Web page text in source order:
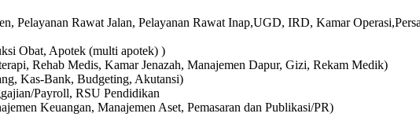
Pelayanan Rawat Jalan, Pelayanan Rawat Inap,UGD, IRD, Kamar
Obat, Apotek (multi apotek) )
Rehab Medis, Kamar Jenazah, Manajemen Dapur, Gizi, Rekam Medik)
Kas-Bank, Budgeting, Akutansi)
Payroll, RSU Pendidikan
Keuangan, Manajemen Aset, Pemasaran dan Publikasi/PR)